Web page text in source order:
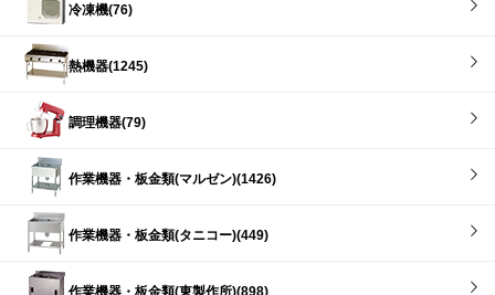
冷凍機(76)
熱機器(1245)
調理機器(79)
作業機器・板金類(マルゼン)(1426)
作業機器・板金類(タニコー)(449)
作業機器・板金類(東製作所)(898)